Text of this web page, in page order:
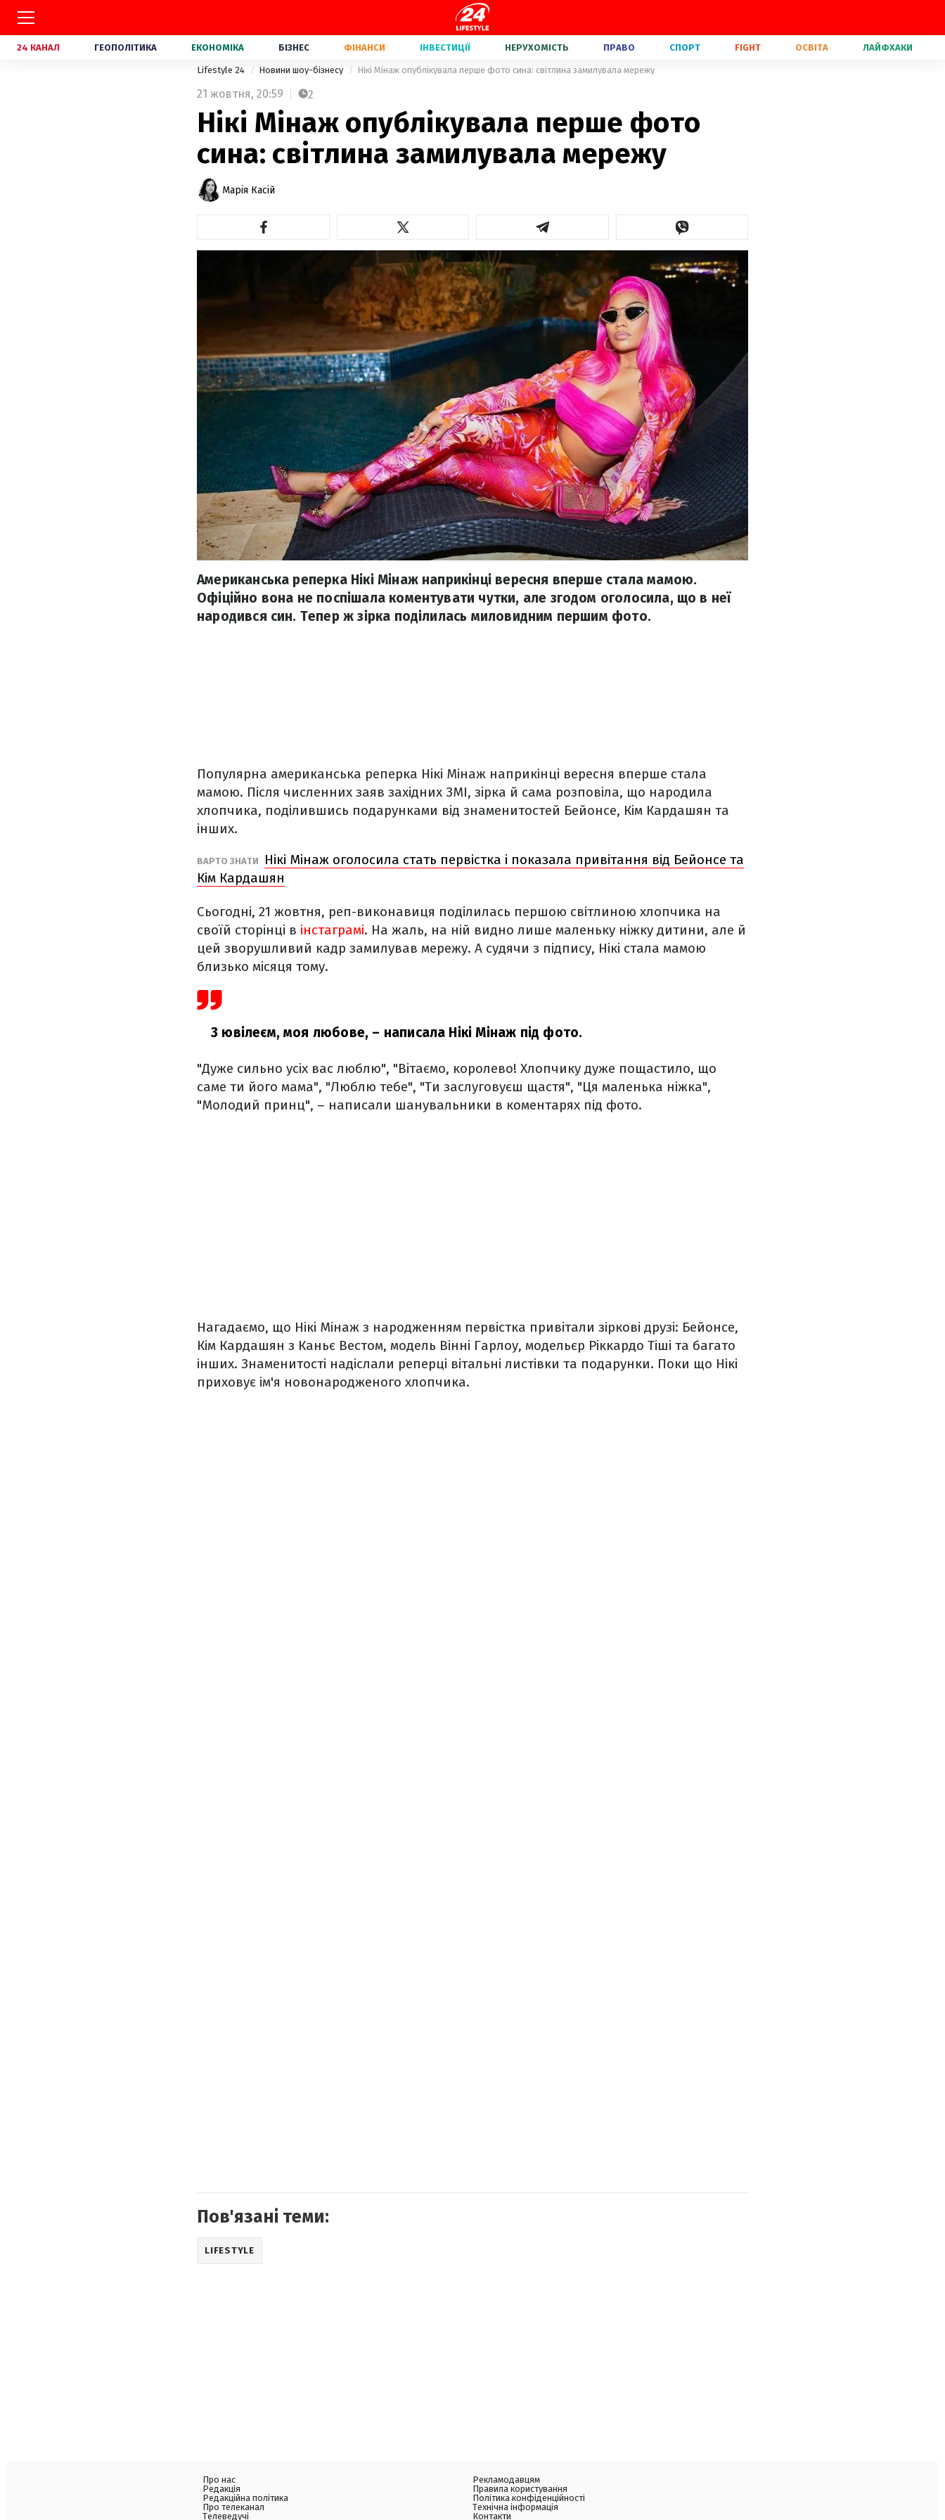
24 КАНАЛ ГЕОПОЛІТИКА ЕКОНОМІКА БІЗНЕС ФІНАНСИ ІНВЕСТИЦІЇ НЕРУХОМІСТЬ ПРАВО СПОРТ FIGHT ОСВІТА ЛАЙФХАКИ
Lifestyle 24 Новини шоу-бізнесу Нікі Мінаж опублікувала перше фото сина: світлина замилувала мережу
21 жовтня, 20:59 2
Нікі Мінаж опублікувала перше фото
сина: світлина замилувала мережу
Марія Касій
Американська реперка Нікі Мінаж наприкінці вересня вперше стала мамою.
Офіційно вона не поспішала коментувати чутки, але згодом оголосила, що в неї
народився син. Тепер ж зірка поділилась миловидним першим фото.
Популярна американська реперка Нікі Мінаж наприкінці вересня вперше стала
мамою. Після численних заяв західних ЗМІ, зірка й сама розповіла, що народила
хлопчика, поділившись подарунками від знаменитостей Бейонсе, Кім Кардашян та
інших.
ВАРТО ЗНАТИ
Нікі Мінаж оголосила стать первістка і показала привітання від Бейонсе та
Кім Кардашян
Сьогодні, 21 жовтня, реп-виконавиця поділилась першою світлиною хлопчика на
своїй сторінці в інстаграмі. На жаль, на ній видно лише маленьку ніжку дитини, але й
цей зворушливий кадр замилував мережу. А судячи з підпису, Нікі стала мамою
близько місяця тому.
З ювілеєм, моя любове, – написала Нікі Мінаж під фото.
"Дуже сильно усіх вас люблю", "Вітаємо, королево! Хлопчику дуже пощастило, що
саме ти його мама", "Люблю тебе", "Ти заслуговуєш щастя", "Ця маленька ніжка",
"Молодий принц", – написали шанувальники в коментарях під фото.
Нагадаємо, що Нікі Мінаж з народженням первістка привітали зіркові друзі: Бейонсе,
Кім Кардашян з Каньє Вестом, модель Вінні Гарлоу, модельєр Ріккардо Тіші та багато
інших. Знаменитості надіслали реперці вітальні листівки та подарунки. Поки що Нікі
приховує ім'я новонародженого хлопчика.
Пов'язані теми:
LIFESTYLE
Про нас
Редакція
Редакційна політика
Про телеканал
Телеведучі
Рекламодавцям
Правила користування
Політика конфіденційності
Технічна інформація
Контакти